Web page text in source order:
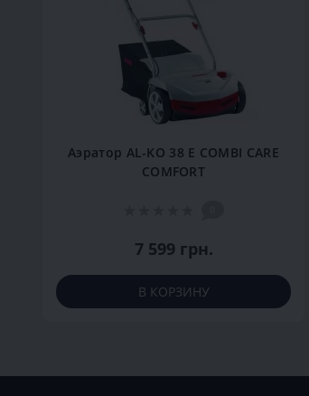
Аэратор AL-KO 38 E COMBI CARE
COMFORT
7 599 грн.
В КОРЗИНУ